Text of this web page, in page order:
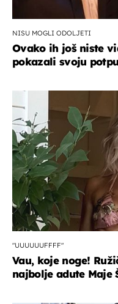
NISU MOGLI ODOLJETI
Ovako ih još niste
pokazali svoju
"UUUUUUFFFF"
Vau, koje noge!
najbolje adute Maje